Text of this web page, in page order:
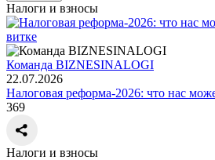
Налоги и взносы
Команда BIZNESINALOGI
22.07.2026
Налоговая реформа-2026: что нас
369
Налоги и взносы